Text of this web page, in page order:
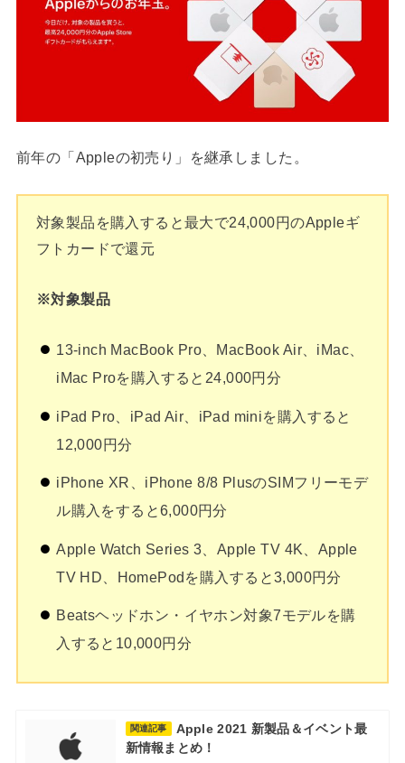
前年の「Appleの初売り」を継承しました。
対象製品を購入すると最大で24,000円のAppleギ
フトカードで還元
※対象製品
13-inch MacBook Pro、MacBook Air、iMac、
iMac Proを購入すると24,000円分
iPad Pro、iPad Air、iPad miniを購入すると
12,000円分
iPhone XR、iPhone 8/8 PlusのSIMフリーモデ
ル購入をすると6,000円分
Apple Watch Series 3、Apple TV 4K、Apple
TV HD、HomePodを購入すると3,000円分
Beatsヘッドホン・イヤホン対象7モデルを購
入すると10,000円分
関連記事
Apple 2021 新製品＆イベント最
新情報まとめ！